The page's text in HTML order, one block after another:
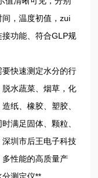
，温度初值，zui
功能、符合GLP规
要快速测定水分的行
水蔬菜、烟草，化
纸、橡胶、塑胶、
满足固体、颗粒、
圳市后王电子科技
性能的高质量产
测定仪**。